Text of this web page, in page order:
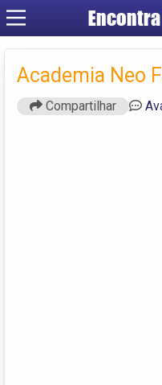
Academia Neo
Compartilhar